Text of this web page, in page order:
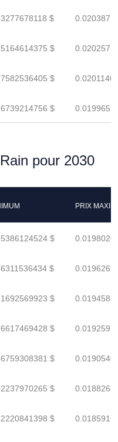
$
$
$
$
pour 2030
PRIX
$
$
$
$
$
$
$